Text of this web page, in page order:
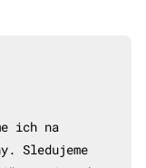
ich na
Sledujeme